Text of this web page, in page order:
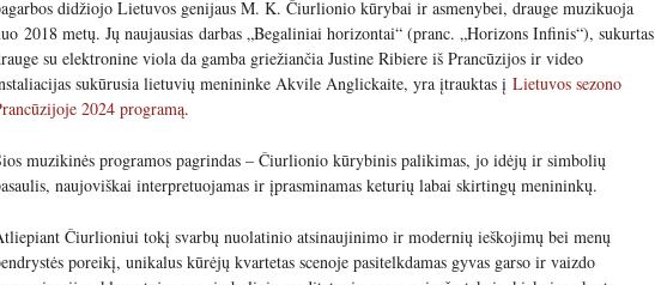
didžiojo Lietuvos genijaus M. K. Čiurlionio kūrybai ir asmenybei, drauge muzikuoja
2018 metų. Jų naujausias darbas „Begaliniai horizontai“ (pranc. „Horizons Infinis“), sukurtas
su elektronine viola da gamba griežiančia Justine Ribiere iš Prancūzijos ir video
sukūrusia lietuvių menininke Akvile Anglickaite, yra įtrauktas į Lietuvos sezono
2024 programą.
muzikinės programos pagrindas – Čiurlionio kūrybinis palikimas, jo idėjų ir simbolių
naujoviškai interpretuojamas ir įprasminamas keturių labai skirtingų menininkų.
Čiurlioniui tokį svarbų nuolatinio atsinaujinimo ir modernių ieškojimų bei menų
poreikį, unikalus kūrėjų kvartetas scenoje pasitelkdamas gyvas garso ir vaizdo